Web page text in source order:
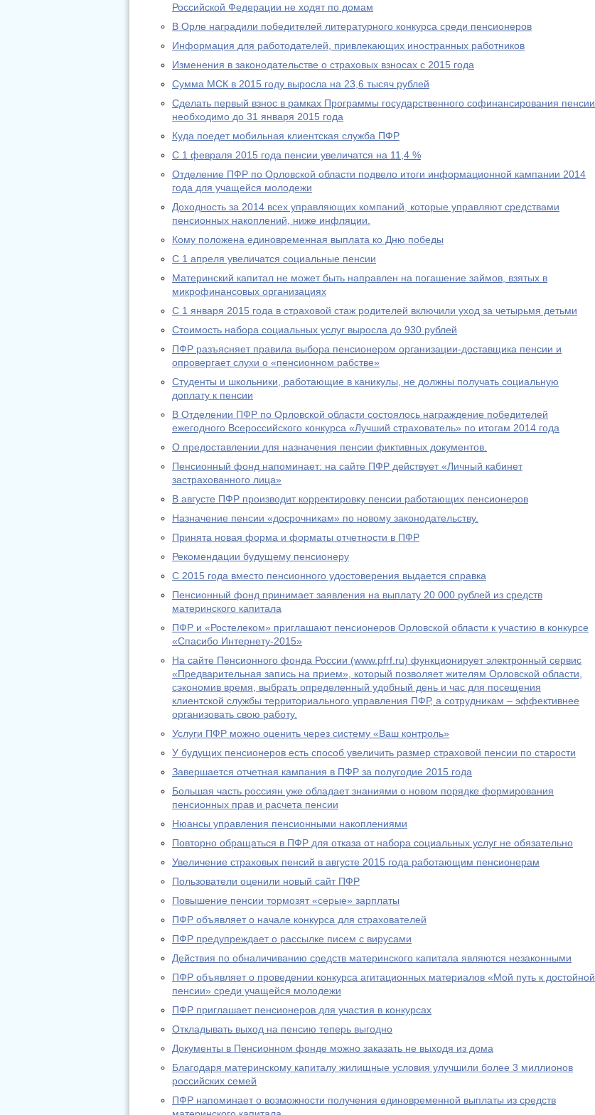
Российской Федерации не ходят по домам
В Орле наградили победителей литературного конкурса среди пенсионеров
Информация для работодателей, привлекающих иностранных работников
Изменения в законодательстве о страховых взносах с 2015 года
Сумма МСК в 2015 году выросла на 23,6 тысяч рублей
Сделать первый взнос в рамках Программы государственного софинансирования пенсии
необходимо до 31 января 2015 года
Куда поедет мобильная клиентская служба ПФР
С 1 февраля 2015 года пенсии увеличатся на 11,4 %
Отделение ПФР по Орловской области подвело итоги информационной кампании 2014
года для учащейся молодежи
Доходность за 2014 всех управляющих компаний, которые управляют средствами
пенсионных накоплений, ниже инфляции.
Кому положена единовременная выплата ко Дню победы
С 1 апреля увеличатся социальные пенсии
Материнский капитал не может быть направлен на погашение займов, взятых в
микрофинансовых организациях
С 1 января 2015 года в страховой стаж родителей включили уход за четырьмя детьми
Стоимость набора социальных услуг выросла до 930 рублей
ПФР разъясняет правила выбора пенсионером организации-доставщика пенсии и
опровергает слухи о «пенсионном рабстве»
Студенты и школьники, работающие в каникулы, не должны получать социальную
доплату к пенсии
В Отделении ПФР по Орловской области состоялось награждение победителей
ежегодного Всероссийского конкурса «Лучший страхователь» по итогам 2014 года
О предоставлении для назначения пенсии фиктивных документов.
Пенсионный фонд напоминает: на сайте ПФР действует «Личный кабинет
застрахованного лица»
В августе ПФР производит корректировку пенсии работающих пенсионеров
Назначение пенсии «досрочникам» по новому законодательству.
Принята новая форма и форматы отчетности в ПФР
Рекомендации будущему пенсионеру
С 2015 года вместо пенсионного удостоверения выдается справка
Пенсионный фонд принимает заявления на выплату 20 000 рублей из средств
материнского капитала
ПФР и «Ростелеком» приглашают пенсионеров Орловской области к участию в конкурсе
«Спасибо Интернету-2015»
На сайте Пенсионного фонда России (www.pfrf.ru) функционирует электронный сервис
«Предварительная запись на прием», который позволяет жителям Орловской области,
сэкономив время, выбрать определенный удобный день и час для посещения
клиентской службы территориального управления ПФР, а сотрудникам – эффективнее
организовать свою работу.
Услуги ПФР можно оценить через систему «Ваш контроль»
У будущих пенсионеров есть способ увеличить размер страховой пенсии по старости
Завершается отчетная кампания в ПФР за полугодие 2015 года
Большая часть россиян уже обладает знаниями о новом порядке формирования
пенсионных прав и расчета пенсии
Нюансы управления пенсионными накоплениями
Повторно обращаться в ПФР для отказа от набора социальных услуг не обязательно
Увеличение страховых пенсий в августе 2015 года работающим пенсионерам
Пользователи оценили новый сайт ПФР
Повышение пенсии тормозят «серые» зарплаты
ПФР объявляет о начале конкурса для страхователей
ПФР предупреждает о рассылке писем с вирусами
Действия по обналичиванию средств материнского капитала являются незаконными
ПФР объявляет о проведении конкурса агитационных материалов «Мой путь к достойной
пенсии» среди учащейся молодежи
ПФР приглашает пенсионеров для участия в конкурсах
Откладывать выход на пенсию теперь выгодно
Документы в Пенсионном фонде можно заказать не выходя из дома
Благодаря материнскому капиталу жилищные условия улучшили более 3 миллионов
российских семей
ПФР напоминает о возможности получения единовременной выплаты из средств